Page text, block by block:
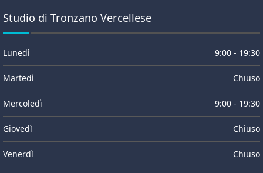
Studio di Tronzano Vercellese
Lunedì 9:00 - 19:30
Martedì Chiuso
Mercoledì 9:00 - 19:30
Giovedì Chiuso
Venerdì Chiuso